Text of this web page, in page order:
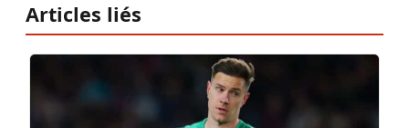
Articles liés